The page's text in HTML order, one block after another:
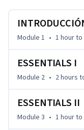
amplio y
ciberseguridad para
de que ocurran,
relevantes en el
pasando por la
operaciones y hasta
Module 1 • 1 hourto
ESSENTIALS I
Module 2 • 2 hours
ESSENTIALS II
Module 3 • 1 hourto